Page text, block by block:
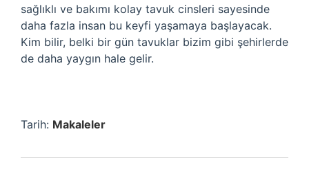
sağlıklı ve bakımı kolay tavuk cinsleri sayesinde
daha fazla insan bu keyfi yaşamaya başlayacak.
Kim bilir, belki bir gün tavuklar bizim gibi şehirlerde
de daha yaygın hale gelir.
Tarih: Makaleler